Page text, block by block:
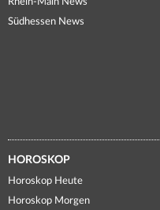
Rhein-Main News
Südhessen News
HOROSKOP
Horoskop Heute
Horoskop Morgen